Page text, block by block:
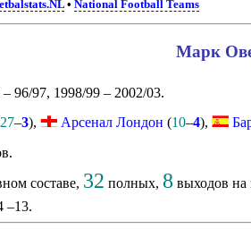
• National Football Teams
Марк
– 96/97, 1998/99 – 2002/03.
27–3), Арсенал Лондон (10–4),
составе, 32 полных, 8 выходов на
–13.